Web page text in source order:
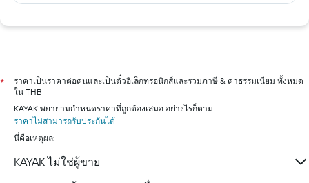
*
ราคาเป็นราคาต่อคนและเป็นตั๋วอิเล็กทรอนิกส์และรวมภาษี & ค่าธรรมเนียม ทั้งหมด
ใน THB
KAYAK พยายามกำหนดราคาที่ถูกต้องเสมอ อย่างไรก็ตาม
ราคาไม่สามารถรับประกันได้
นี่คือเหตุผล:
KAYAK ไม่ใช่ผู้ขาย